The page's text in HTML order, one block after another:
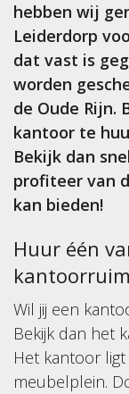
hebben wij
Leiderdorp
dat vast is
worden
de Oude Rijn.
kantoor te
Bekijk dan
profiteer van
kan bieden!
Huur één
Wil jij een
Bekijk dan het
Het kantoor
meubelplein.